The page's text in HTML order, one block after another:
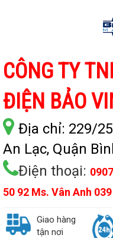
CÔNG TY
ĐIỆN BẢO
Địa chỉ: 229/
An Lạc, Quận
Điện thoại:
50 92 Ms. Vân Anh
Giao hàng
tận nơi